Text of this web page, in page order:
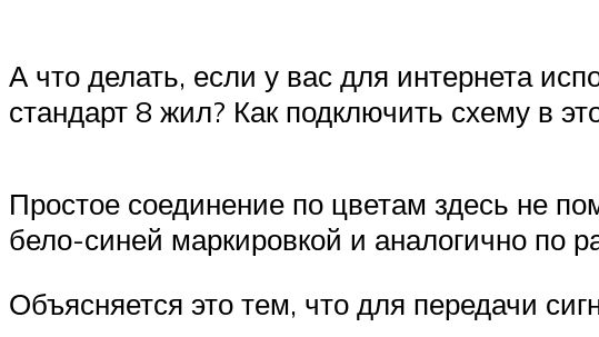
А что делать, если у вас для интернета
стандарт 8 жил? Как подключить схему в
Простое соединение по цветам здесь не
бело-синей маркировкой и аналогично по
Объясняется это тем, что для передачи